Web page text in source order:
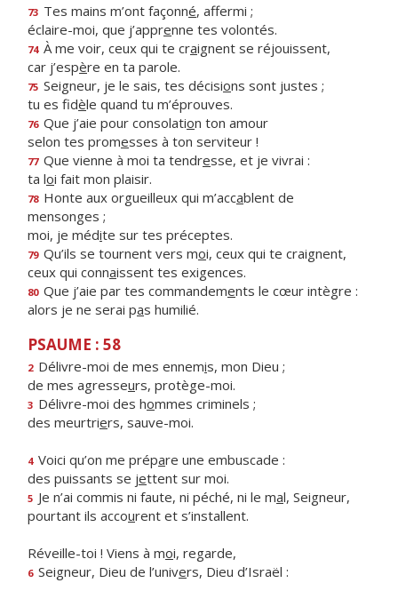
73 Tes mains m’ont façonné, affermi ;
éclaire-moi, que j’apprenne tes volontés.
74 À me voir, ceux qui te craignent se réjouissent,
car j’espère en ta parole.
75 Seigneur, je le sais, tes décisions sont justes ;
tu es fidèle quand tu m’éprouves.
76 Que j’aie pour consolation ton amour
selon tes promesses à ton serviteur !
77 Que vienne à moi ta tendresse, et je vivrai :
ta loi fait mon plaisir.
78 Honte aux orgueilleux qui m’accablent de
mensonges ;
moi, je médite sur tes préceptes.
79 Qu’ils se tournent vers moi, ceux qui te craignent,
ceux qui connaissent tes exigences.
80 Que j’aie par tes commandements le cœur intègre :
alors je ne serai pas humilié.
PSAUME : 58
2 Délivre-moi de mes ennemis, mon Dieu ;
de mes agresseurs, protège-moi.
3 Délivre-moi des hommes criminels ;
des meurtriers, sauve-moi.
4 Voici qu’on me prépare une embuscade :
des puissants se jettent sur moi.
5 Je n’ai commis ni faute, ni péché, ni le mal, Seigneur,
pourtant ils accourent et s’installent.
Réveille-toi ! Viens à moi, regarde,
6 Seigneur, Dieu de l’univers, Dieu d’Israël :